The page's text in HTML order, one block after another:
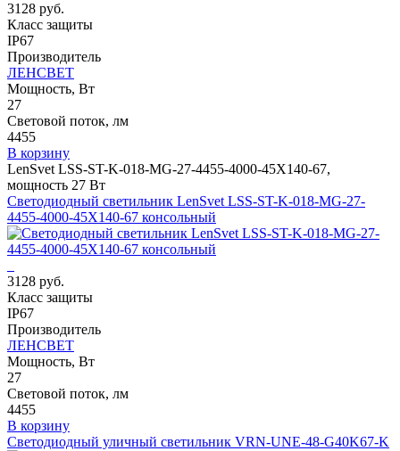
3128 руб.
Класс защиты
IP67
Производитель
ЛЕНСВЕТ
Мощность, Вт
27
Световой поток, лм
4455
В корзину
LenSvet LSS-ST-K-018-MG-27-4455-4000-45X140-67,
мощность 27 Вт
Светодиодный светильник LenSvet LSS-ST-K-018-MG-27-
4455-4000-45X140-67 консольный
3128 руб.
Класс защиты
IP67
Производитель
ЛЕНСВЕТ
Мощность, Вт
27
Световой поток, лм
4455
В корзину
Светодиодный уличный светильник VRN-UNE-48-G40K67-K